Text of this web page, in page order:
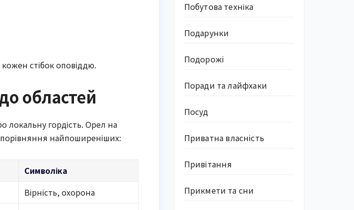
стібок оповіддю.
областей
локальну гордість. Орел на
порівняння найпоширеніших:
Символіка
Вірність, охорона
Побутова техніка
Подарунки
Подорожі
Поради та лайфхаки
Посуд
Приватна власність
Привітання
Прикмети та сни